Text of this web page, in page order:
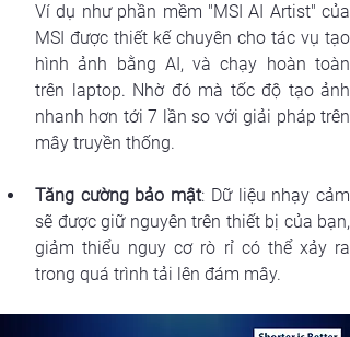
Ví dụ như phần mềm "MSI AI Artist" của
MSI được thiết kế chuyên cho tác vụ tạo
hình ảnh bằng AI, và chạy hoàn toàn
trên laptop. Nhờ đó mà tốc độ tạo ảnh
nhanh hơn tới 7 lần so với giải pháp trên
mây truyền thống.
Tăng cường bảo mật: Dữ liệu nhạy cảm
sẽ được giữ nguyên trên thiết bị của bạn,
giảm thiểu nguy cơ rò rỉ có thể xảy ra
trong quá trình tải lên đám mây.